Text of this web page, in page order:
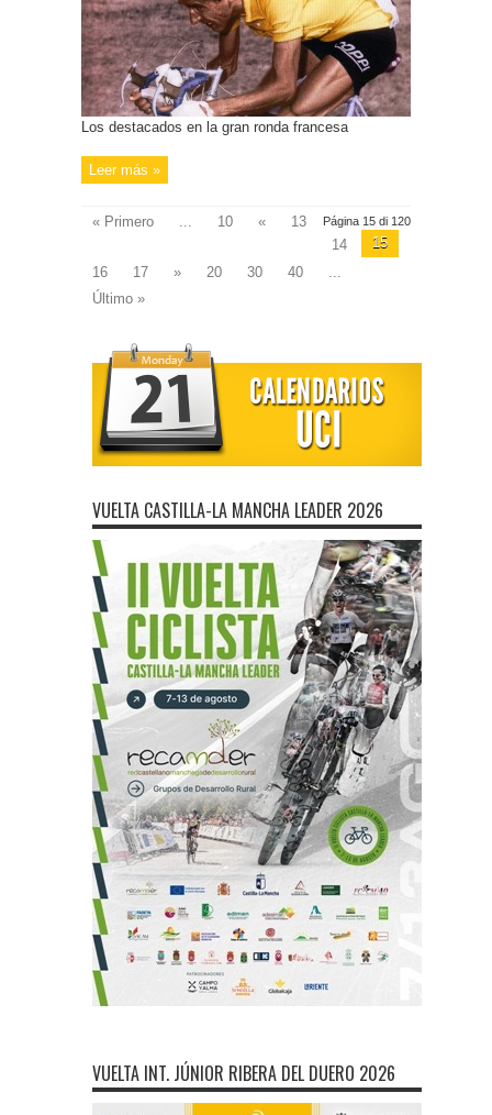
Los destacados en la gran ronda francesa
Leer más »
Página 15 di 120
« Primero ... 10 «
13
14
15
16
17 » 20 30 40
...
Último »
VUELTA CASTILLA-LA MANCHA LEADER 2026
VUELTA INT. JÚNIOR RIBERA DEL DUERO 2026